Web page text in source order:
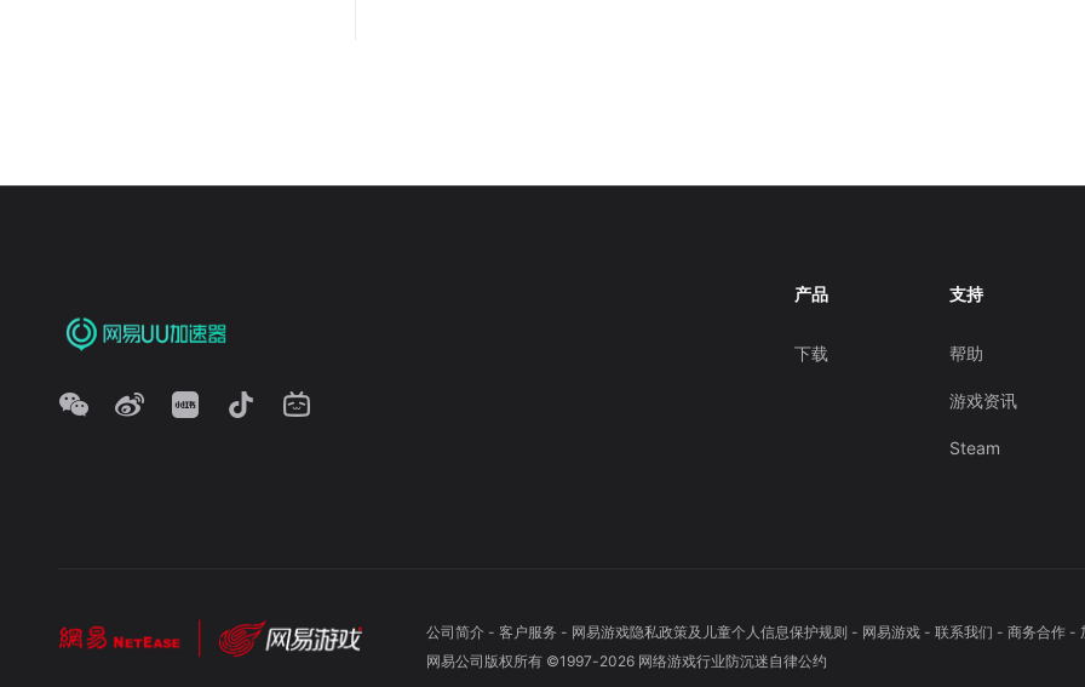
产品
下载
支持
帮助
游戏资讯
Steam
公司简介- 客户服务 - 网易游戏隐私政策及儿童个人信息保护规则 - 网易游戏- 联系我们 - 商务合作-
网易公司版权所有 ©1997-2026 网络游戏行业防沉迷自律公约